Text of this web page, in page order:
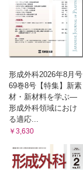
形成外科2026年8月号
69巻8号【特集】新素
材・新材料を学ぶ—
形成外科領域におけ
る適応...
￥3,630